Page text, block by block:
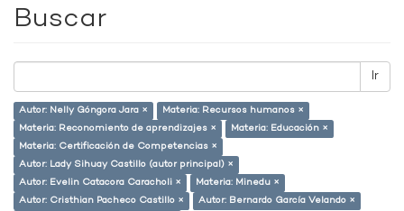
Buscar
Ir
Autor: Nelly Góngora Jara ×
Materia: Recursos humanos ×
Materia: Reconomiento de aprendizajes ×
Materia: Educación ×
Materia: Certificación de Competencias ×
Autor: Lady Sihuay Castillo (autor principal) ×
Autor: Evelin Catacora Caracholi ×
Materia: Minedu ×
Autor: Cristhian Pacheco Castillo ×
Autor: Bernardo García Velando ×